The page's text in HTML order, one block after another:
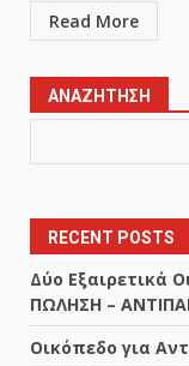
Read More
ΑΝΑΖΉΤΗΣΗ
RECENT POSTS
Δύο Εξαιρετικά
ΠΩΛΗΣΗ –
Οικόπεδο για